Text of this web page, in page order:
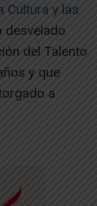
Cultura y las
desvelado
del Talento
y que
a